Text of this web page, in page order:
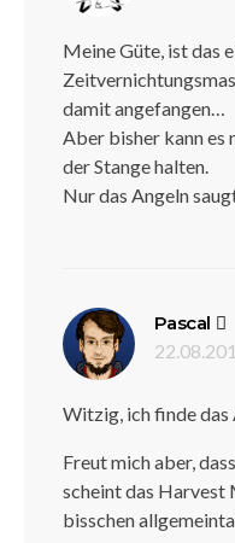
Meine Güte, ist das
damit angefangen…
Aber bisher kann es
der Stange halten.
Nur das Angeln
Pascal
Witzig, ich finde das
Freut mich aber,
scheint das Harvest
bisschen